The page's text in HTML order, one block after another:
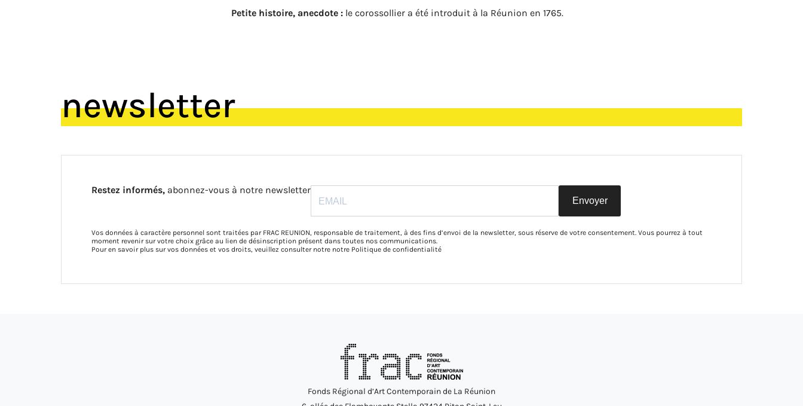
Petite histoire, anecdote : le corossollier a été introduit à la Réunion en 1765.
newsletter
Restez informés, abonnez-vous à notre newsletter
Envoyer
Vos données à caractère personnel sont traitées par FRAC REUNION, responsable de traitement, à des fins d’envoi de la newsletter, sous réserve de votre consentement. Vous pourrez à tout
moment revenir sur votre choix grâce au lien de désinscription présent dans toutes nos communications.
Pour en savoir plus sur vos données et vos droits, veuillez consulter notre notre Politique de confidentialité
Fonds Régional d’Art Contemporain de La Réunion